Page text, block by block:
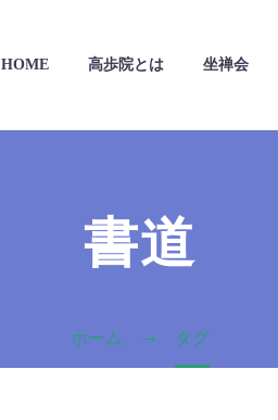
HOME 高歩院とは 坐禅会
書道
ホーム タグ